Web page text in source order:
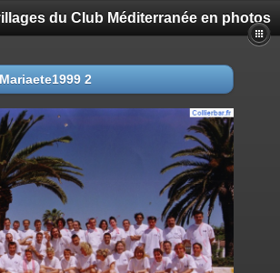
du Club Méditerranée en photos
2